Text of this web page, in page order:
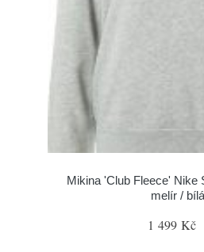
Mikina 'Club Fleece' Nike
melír / bílá
1 499 Kč